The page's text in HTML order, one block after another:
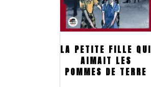
LA PETITE FILLE QUI
AIMAIT LES
POMMES DE TERRE